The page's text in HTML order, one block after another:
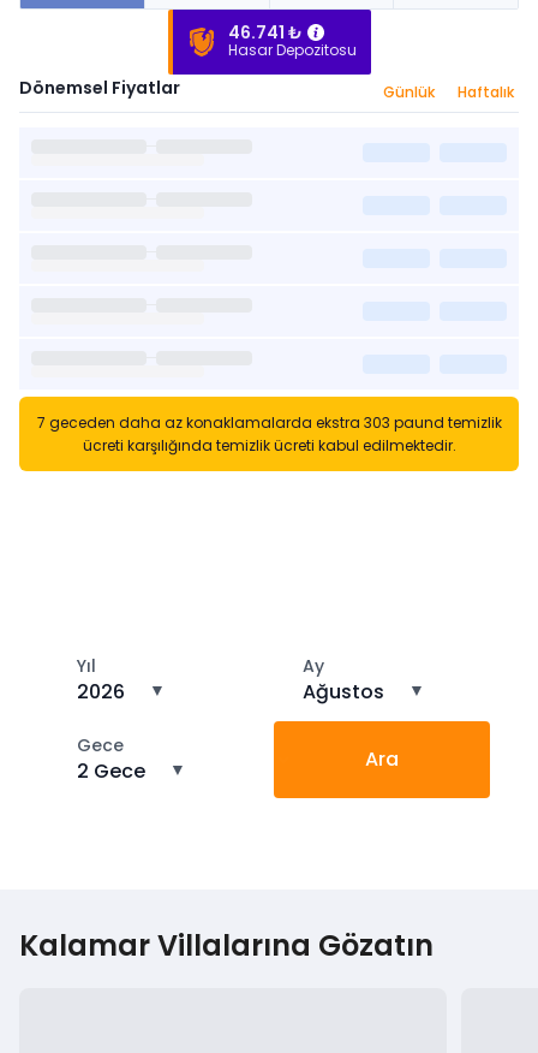
46.741 ₺
Hasar Depozitosu
Dönemsel Fiyatlar Günlük Haftalık
7 geceden daha az konaklamalarda ekstra 303 paund temizlik
ücreti karşılığında temizlik ücreti kabul edilmektedir.
Yıl
2026 ▼
Ay
Ağustos ▼
Gece
2 Gece ▼ Ara
Kalamar Villalarına Gözatın